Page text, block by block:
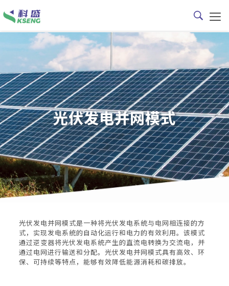
光伏发电并网模式
光伏发电并网模式是一种将光伏发电系统与电网相连接的方
式，实现发电系统的自动化运行和电力的有效利用。该模式
通过逆变器将光伏发电系统产生的直流电转换为交流电，并
通过电网进行输送和分配。光伏发电并网模式具有高效、环
保、可持续等特点，能够有效降低能源消耗和碳排放。